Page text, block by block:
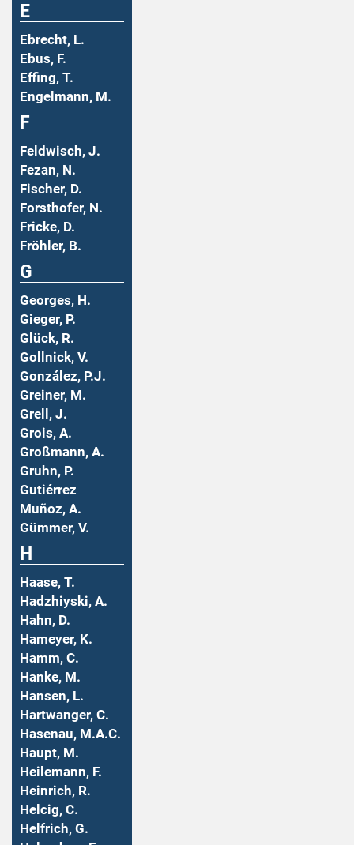
E
Ebrecht, L.
Ebus, F.
Effing, T.
Engelmann, M.
F
Feldwisch, J.
Fezan, N.
Fischer, D.
Forsthofer, N.
Fricke, D.
Fröhler, B.
G
Georges, H.
Gieger, P.
Glück, R.
Gollnick, V.
González, P.J.
Greiner, M.
Grell, J.
Grois, A.
Großmann, A.
Gruhn, P.
Gutiérrez
Muñoz, A.
Gümmer, V.
H
Haase, T.
Hadzhiyski, A.
Hahn, D.
Hameyer, K.
Hamm, C.
Hanke, M.
Hansen, L.
Hartwanger, C.
Hasenau, M.A.C.
Haupt, M.
Heilemann, F.
Heinrich, R.
Helcig, C.
Helfrich, G.